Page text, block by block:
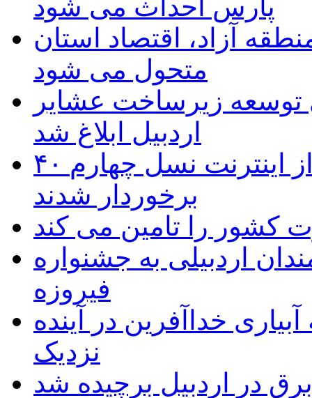
پارس احداث می شود
آزاد، اقتصاد استان
متحول می شود
برای توسعه زیرساخت عشایر
اردبیل ابلاغ شد
۴۰ روستای شهرستان گِرمی از اینترنت نسل چهارم
برخوردار شدند
به۵۰ اثر هنرمندان اردبیلی به جشنواره
فیروزه
خداآفرین در آینده
نزدیک